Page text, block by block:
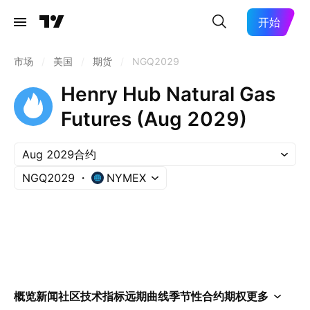
开始
市场 美国 期货 NGQ2029
Henry Hub Natural Gas
Futures (Aug 2029)
Aug 2029合约
NGQ2029
NYMEX
概览新闻社区技术指标远期曲线季节性合约期权更多